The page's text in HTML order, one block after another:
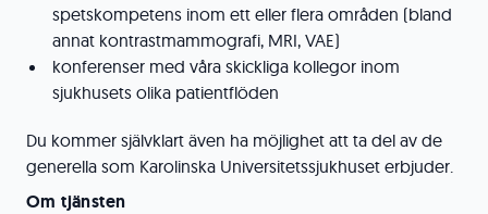
spetskompetens inom ett eller flera områden (bland
annat kontrastmammografi, MRI, VAE)
konferenser med våra skickliga kollegor inom
sjukhusets olika patientflöden
Du kommer självklart även ha möjlighet att ta del av de
generella som Karolinska Universitetssjukhuset erbjuder.
Om tjänsten